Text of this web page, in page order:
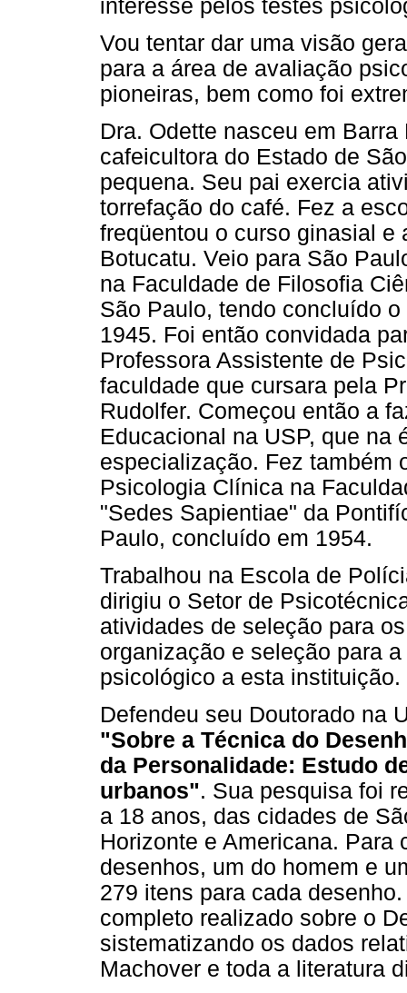
interesse pelos testes
Vou tentar dar uma visão
para a área de avaliação
pioneiras, bem como foi
Dra. Odette nasceu em
cafeicultora do Estado de
pequena. Seu pai exercia
torrefação do café. Fez a
freqüentou o curso ginasial e
Botucatu. Veio para São
na Faculdade de Filosofia
São Paulo, tendo concluído
1945. Foi então convidada
Professora Assistente de
faculdade que cursara pela
Rudolfer. Começou então a
Educacional na USP, que na
especialização. Fez também
Psicologia Clínica na
"Sedes Sapientiae" da
Paulo, concluído em 1954.
Trabalhou na Escola de
dirigiu o Setor de
atividades de seleção para
organização e seleção para
psicológico a esta instituição.
Defendeu seu Doutorado na
"Sobre a Técnica do
da Personalidade: Estudo
urbanos". Sua pesquisa foi
a 18 anos, das cidades de
Horizonte e Americana.
desenhos, um do homem e
279 itens para cada
completo realizado sobre o
sistematizando os dados
Machover e toda a literatura